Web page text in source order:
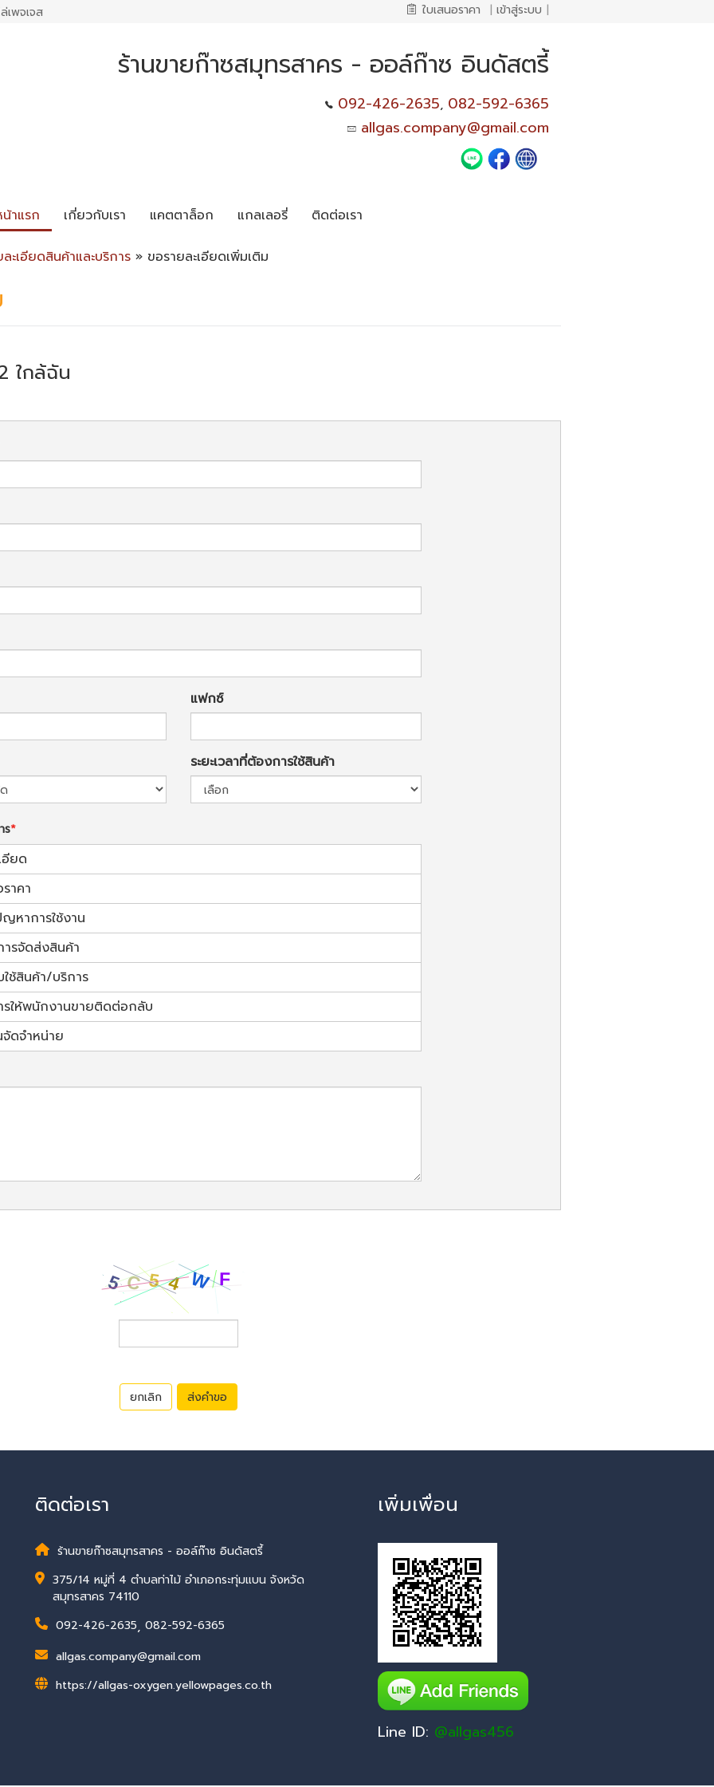
เพจเจส ใบเสนอราคา | เข้าสู่ระบบ |
ร้านขายก๊าซสมุทรสาคร - ออล์ก๊าซ อินดัสตรี้
092-426-2635, 082-592-6365
allgas.company@gmail.com
าแรก เกี่ยวกับเรา แคตตาล็อก แกลเลอรี่ ติดต่อเรา
ละเอียดสินค้าและบริการ » ขอรายละเอียดเพิ่มเติม
ใกล้ฉัน
แฟกซ์
ระยะเวลาที่ต้องการใช้สินค้า
ร
อียด
ราคา
หาการใช้งาน
รจัดส่งสินค้า
ช้สินค้า/บริการ
ให้พนักงานขายติดต่อกลับ
ดจำหน่าย
ยกเลิก ส่งคำขอ
ติดต่อเรา
ร้านขายก๊าซสมุทรสาคร - ออล์ก๊าซ อินดัสตรี้
375/14 หมู่ที่ 4 ตำบลท่าไม้ อำเภอกระทุ่มแบน จังหวัด
สมุทรสาคร 74110
092-426-2635, 082-592-6365
allgas.company@gmail.com
https://allgas-oxygen.yellowpages.co.th
เพิ่มเพื่อน
Line ID: @allgas456